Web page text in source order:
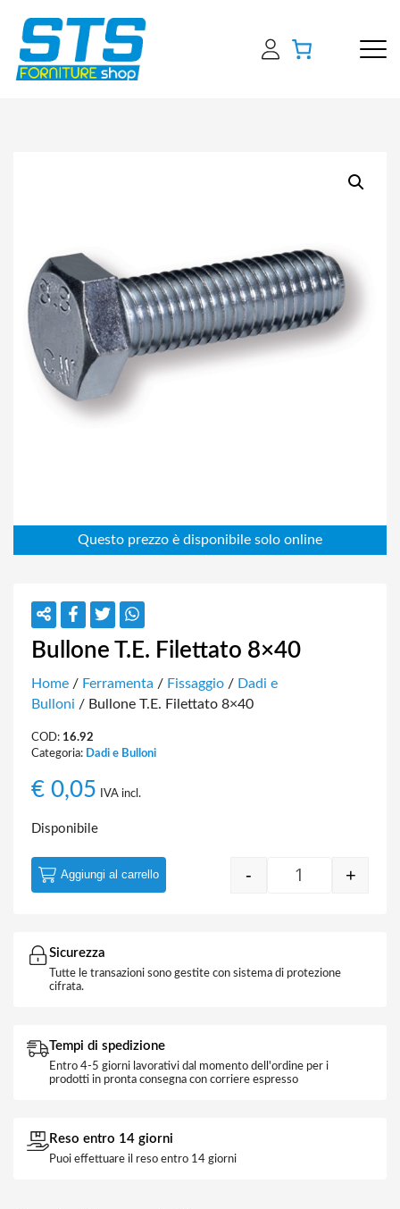
Bullone T.E. Filettato 8×40
Home / Ferramenta / Fissaggio / Dadi e
Bulloni / Bullone T.E. Filettato 8×40
COD: 16.92
Categoria: Dadi e Bulloni
€ 0,05 IVA incl.
Disponibile
Bullone T.E.
- +
Aggiungi al carrello
Sicurezza
Tutte le transazioni sono gestite con sistema di protezione
cifrata.
Tempi di spedizione
Entro 4-5 giorni lavorativi dal momento dell'ordine per i
prodotti in pronta consegna con corriere espresso
Reso entro 14 giorni
Puoi effettuare il reso entro 14 giorni